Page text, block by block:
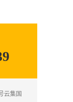
办公空间：
云集国